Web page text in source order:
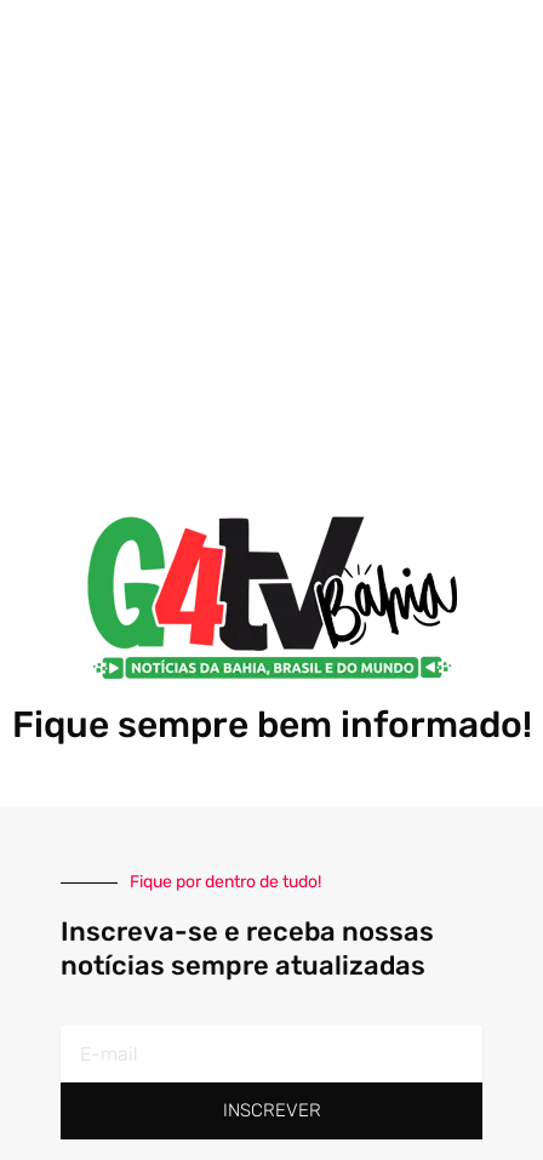
Fique sempre bem informado!
Fique por dentro de tudo!
Inscreva-se e receba nossas
notícias sempre atualizadas
mail
INSCREVER